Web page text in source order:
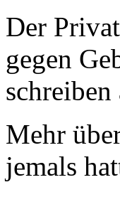
Der
gegen
schreiben
Mehr
jemals